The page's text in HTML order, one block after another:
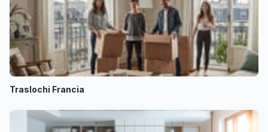
Traslochi Francia